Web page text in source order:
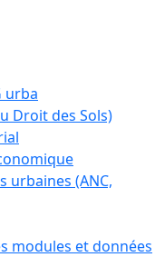
urba
Droit des Sols)
urbaines (ANC,
modules et données